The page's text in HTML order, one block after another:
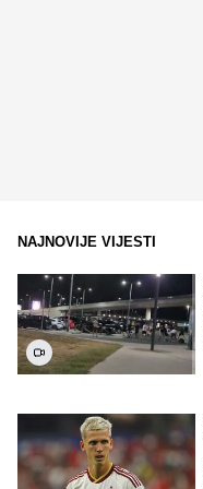
NAJNOVIJE VIJESTI